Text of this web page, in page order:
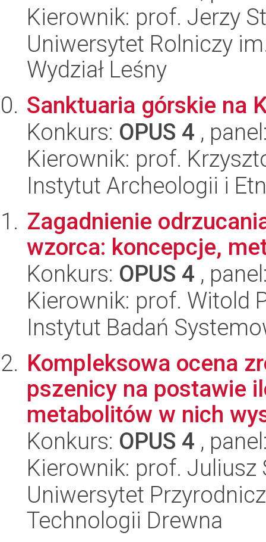
Kierownik: prof. Jerzy
Uniwersytet Rolniczy
Wydział Leśny
Sanktuaria górskie na
Konkurs: OPUS 4 ,
Kierownik: prof.
Instytut Archeologii i
Zagadnienie
wzorca: koncepcje,
Konkurs: OPUS 4 ,
Kierownik: prof. Witold
Instytut Badań
Kompleksowa ocena
pszenicy na postawie
metabolitów w nich
Konkurs: OPUS 4 ,
Kierownik: prof. Juliusz
Uniwersytet
Technologii Drewna